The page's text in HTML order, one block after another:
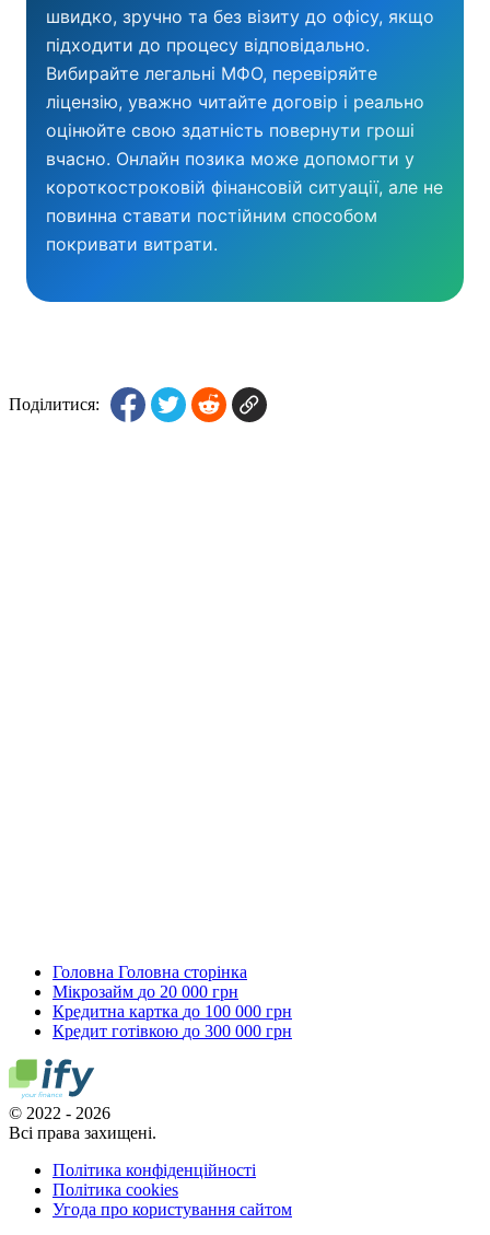
швидко, зручно та без візиту до офісу, якщо
підходити до процесу відповідально.
Вибирайте легальні МФО, перевіряйте
ліцензію, уважно читайте договір і реально
оцінюйте свою здатність повернути гроші
вчасно. Онлайн позика може допомогти у
короткостроковій фінансовій ситуації, але не
повинна ставати постійним способом
покривати витрати.
Поділитися:
Головна Головна сторінка
Мікрозайм до 20 000 грн
Кредитна картка до 100 000 грн
Кредит готівкою до 300 000 грн
© 2022 - 2026
Всі права захищені.
Політика конфіденційності
Політика cookies
Угода про користування сайтом